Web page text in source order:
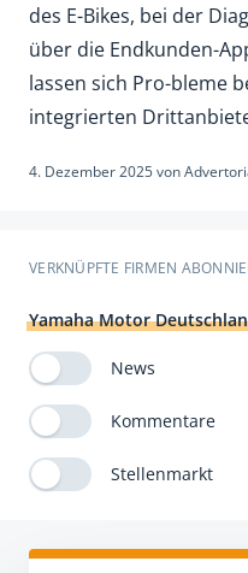
des E-Bikes, bei der
über die Endkunden-
lassen sich Pro-bleme
integrierten
4. Dezember 2025von
VERKNÜPFTE FIRMEN
Yamaha Motor
News
Kommentare
Stellenmarkt